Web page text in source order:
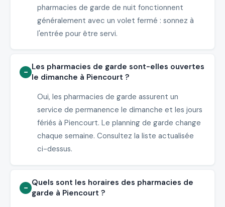
pharmacies de garde de nuit fonctionnent
généralement avec un volet fermé : sonnez à
l'entrée pour être servi.
Les pharmacies de garde sont-elles ouvertes
le dimanche à Piencourt ?
Oui, les pharmacies de garde assurent un
service de permanence le dimanche et les jours
fériés à Piencourt. Le planning de garde change
chaque semaine. Consultez la liste actualisée
ci-dessus.
Quels sont les horaires des pharmacies de
garde à Piencourt ?